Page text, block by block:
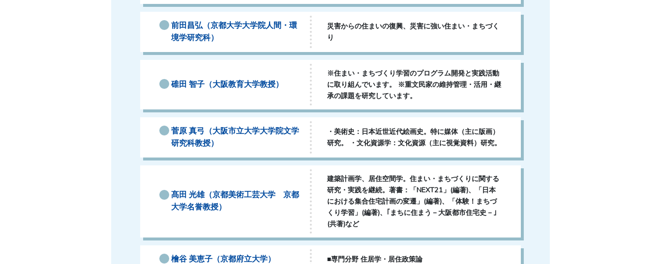
前田昌弘（京都大学大学院人間・環
境学研究科）
災害からの住まいの復興、災害に強い住まい・まちづく
り
碓田 智子（大阪教育大学教授）
※住まい・まちづくり学習のプログラム開発と実践活動
に取り組んでいます。 ※重文民家の維持管理・活用・継
承の課題を研究しています。
菅原 真弓（大阪市立大学大学院文学
研究科教授）
・美術史：日本近世近代絵画史。特に媒体（主に版画）
研究。 ・文化資源学：文化資源（主に視覚資料）研究。
髙田 光雄（京都美術工芸大学 京都
大学名誉教授）
建築計画学、居住空間学。住まい・まちづくりに関する
研究・実践を継続。著書：「NEXT21」(編著)、「日本
における集合住宅計画の変遷」(編著)、「体験！まちづ
くり学習」(編著)、｢まちに住まう－大阪都市住宅史－｣
(共著)など
檜谷 美恵子（京都府立大学） ■専門分野 住居学・居住政策論